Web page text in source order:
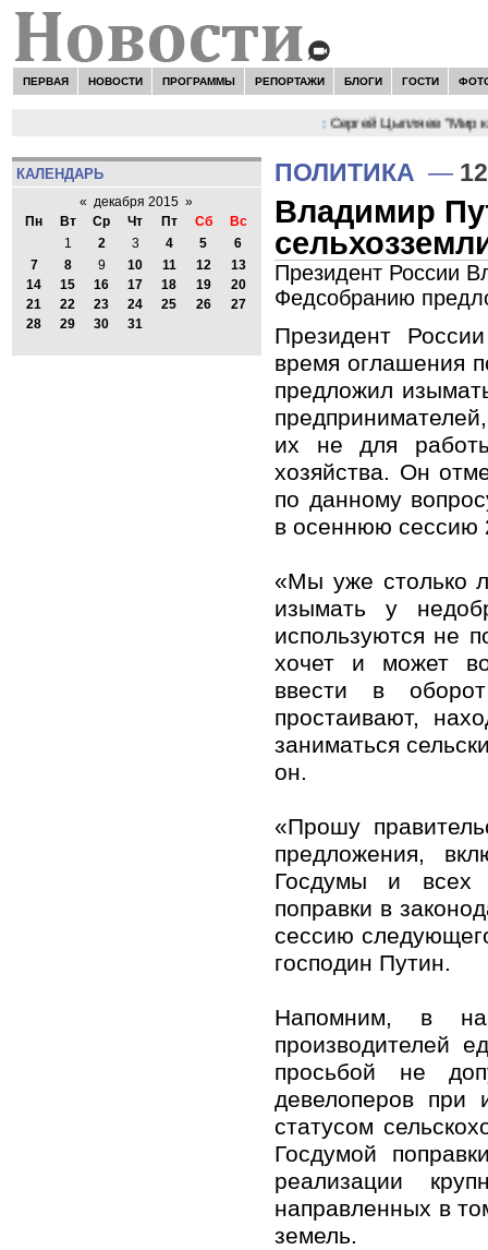
ПЕРВАЯ НОВОСТИ ПРОГРАММЫ РЕПОРТАЖИ БЛОГИ ГОСТИ
Сергей Цыпляев "Мир
КАЛЕНДАРЬ
« декабря 2015 »
Пн
Вт Ср Чт Пт Сб
Вс
1
2 3 4 5
6
7
8 9 10 11 12
13
14
15 16 17 18 19
20
21
22 23 24 25 26
27
28
29 30 31
ПОЛИТИКА —
Владимир
Президент России
Федсобранию
Президент
время оглашения
предложил
их не для
хозяйства. Он
по данному
в осеннюю сессию
«Мы уже столько
изымать у
используются не
хочет и может
ввести в
простаивают,
заниматься
он.
«Прошу
предложения,
Госдумы и всех
поправки в
сессию
господин Путин.
Напомним, в
производителей
просьбой не
девелоперов при
статусом
Госдумой
реализации
направленных в
земель.